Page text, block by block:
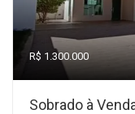
R$ 1.300.000
Sobrado à